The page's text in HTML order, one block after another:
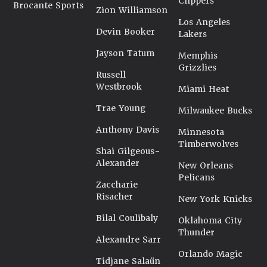
Brocante Sports
Zion Williamson
Devin Booker
Jayson Tatum
Russell
Westbrook
Trae Young
Anthony Davis
Shai Gilgeous-
Alexander
Zaccharie
Risacher
Bilal Coulibaly
Alexandre Sarr
Tidjane Salaün
Los Angeles
Lakers
Memphis
Grizzlies
Miami Heat
Milwaukee Bucks
Minnesota
Timberwolves
New Orleans
Pelicans
New York Knicks
Oklahoma City
Thunder
Orlando Magic